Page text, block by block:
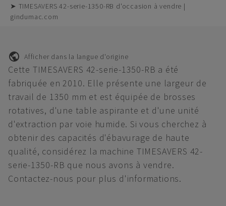
➤ TIMESAVERS 42-serie-1350-RB d'occasion à vendre |
gindumac.com
Afficher dans la langue d'origine
Cette TIMESAVERS 42-serie-1350-RB a été
fabriquée en 2010. Elle présente une largeur de
travail de 1350 mm et est équipée de brosses
rotatives, d'une table aspirante et d'une unité
d'extraction par voie humide. Si vous cherchez à
obtenir des capacités d'ébavurage de haute
qualité, considérez la machine TIMESAVERS 42-
serie-1350-RB que nous avons à vendre.
Contactez-nous pour plus d'informations.